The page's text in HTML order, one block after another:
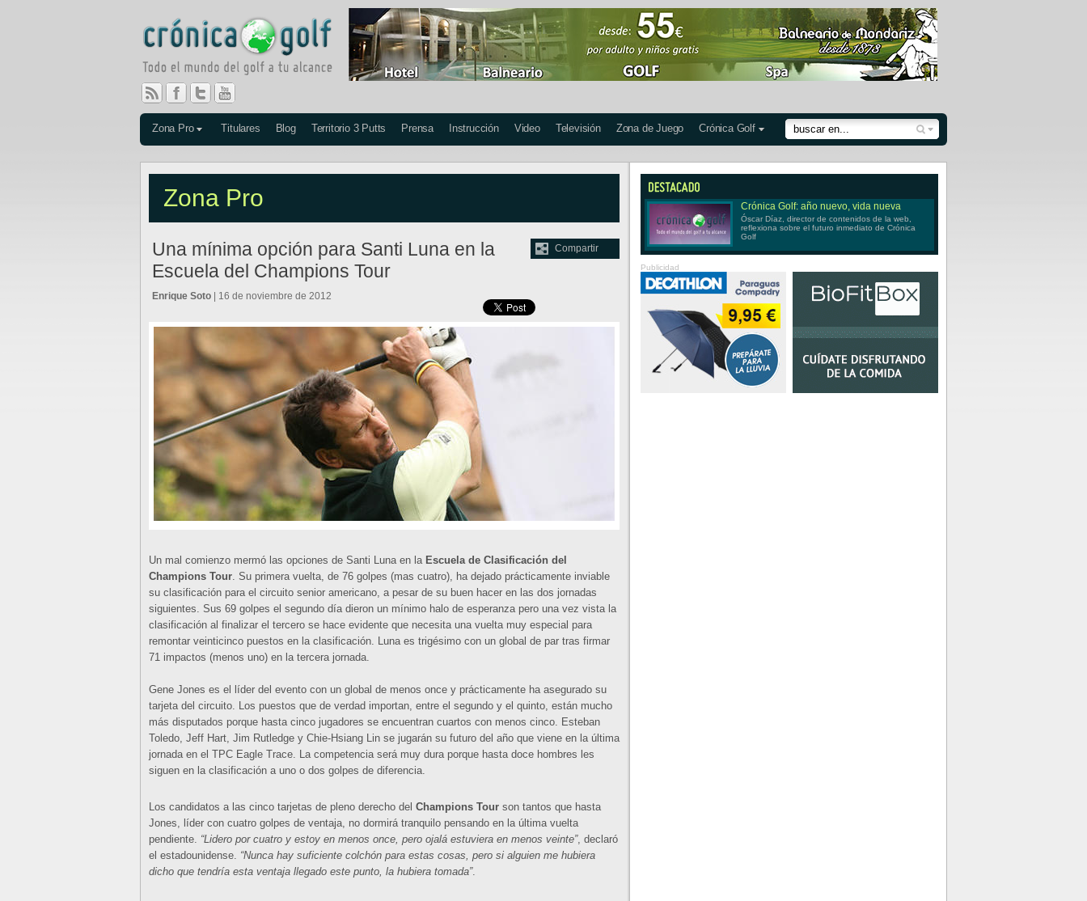
Zona Pro Titulares Blog Territorio 3 Putts Prensa Instrucción Video Televisión Zona de Juego Crónica Golf
Zona Pro
Compartir
Una mínima opción para Santi Luna en la
Escuela del Champions Tour
Enrique Soto | 16 de noviembre de 2012
Un mal comienzo mermó las opciones de Santi Luna en la Escuela de Clasificación del
Champions Tour. Su primera vuelta, de 76 golpes (mas cuatro), ha dejado prácticamente inviable
su clasificación para el circuito senior americano, a pesar de su buen hacer en las dos jornadas
siguientes. Sus 69 golpes el segundo día dieron un mínimo halo de esperanza pero una vez vista la
clasificación al finalizar el tercero se hace evidente que necesita una vuelta muy especial para
remontar veinticinco puestos en la clasificación. Luna es trigésimo con un global de par tras firmar
71 impactos (menos uno) en la tercera jornada.
Gene Jones es el líder del evento con un global de menos once y prácticamente ha asegurado su
tarjeta del circuito. Los puestos que de verdad importan, entre el segundo y el quinto, están mucho
más disputados porque hasta cinco jugadores se encuentran cuartos con menos cinco. Esteban
Toledo, Jeff Hart, Jim Rutledge y Chie-Hsiang Lin se jugarán su futuro del año que viene en la última
jornada en el TPC Eagle Trace. La competencia será muy dura porque hasta doce hombres les
siguen en la clasificación a uno o dos golpes de diferencia.
Los candidatos a las cinco tarjetas de pleno derecho del Champions Tour son tantos que hasta
Jones, líder con cuatro golpes de ventaja, no dormirá tranquilo pensando en la última vuelta
pendiente. “Lidero por cuatro y estoy en menos once, pero ojalá estuviera en menos veinte”, declaró
el estadounidense. “Nunca hay suficiente colchón para estas cosas, pero si alguien me hubiera
dicho que tendría esta ventaja llegado este punto, la hubiera tomada”.
Crónica Golf: año nuevo, vida nueva
Óscar Díaz, director de contenidos de la web,
reflexiona sobre el futuro inmediato de Crónica
Golf
Publicidad